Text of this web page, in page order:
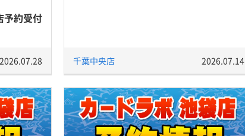
予約受付
2026.07.28 千葉中央店 2026.07.14